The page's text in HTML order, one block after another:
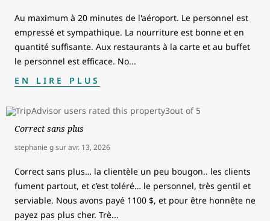
Au maximum à 20 minutes de l'aéroport. Le personnel est
empressé et sympathique. La nourriture est bonne et en
quantité suffisante. Aux restaurants à la carte et au buffet
le personnel est efficace. No...
EN LIRE PLUS
Correct sans plus
stephanie gsuravr. 13, 2026
Correct sans plus… la clientèle un peu bougon.. les clients
fument partout, et c’est toléré… le personnel, très gentil et
serviable. Nous avons payé 1100 $, et pour être honnête ne
payez pas plus cher. Trè...